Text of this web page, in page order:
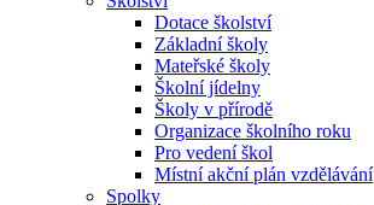
Dotace školství
Základní školy
Mateřské školy
Školní jídelny
Školy v přírodě
Organizace školního roku
Pro vedení škol
Místní akční plán vzdělávání
Spolky